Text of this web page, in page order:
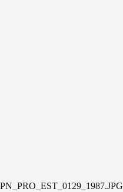
PN_PRO_EST_0129_1987.JPG